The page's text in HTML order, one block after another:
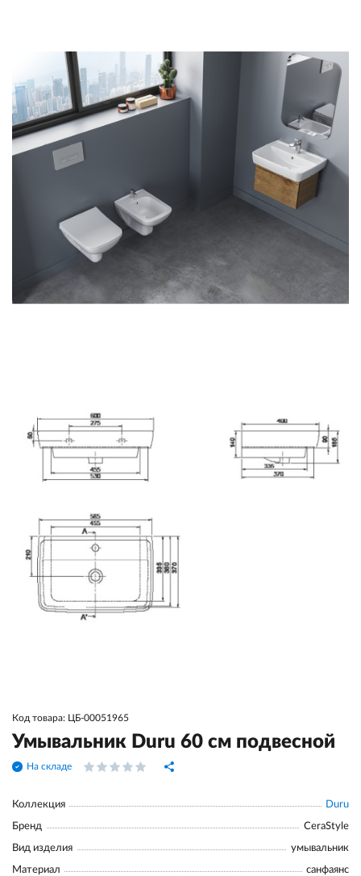
Код товара: ЦБ-00051965
Умывальник Duru 60 см подвесной
На складе
Коллекция Duru
Бренд CeraStyle
Вид изделия умывальник
Материал санфаянс